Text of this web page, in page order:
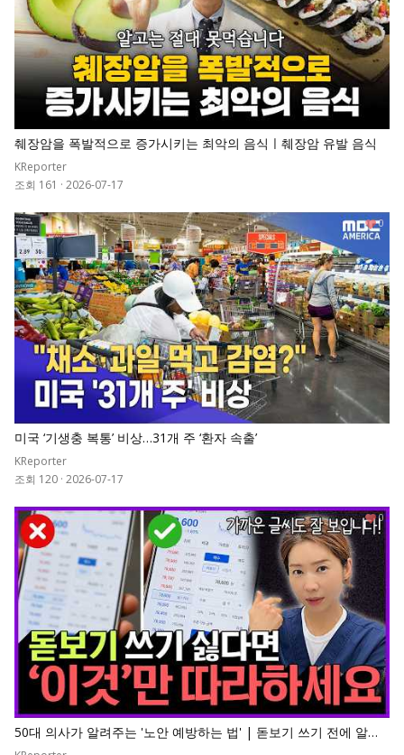
췌장암을 폭발적으로 증가시키는 최악의 음식ㅣ췌장암 유발 음식
KReporter
조회 161 · 2026-07-17
미국 ‘기생충 복통’ 비상…31개 주 ‘환자 속출’
KReporter
조회 120 · 2026-07-17
0
50대 의사가 알려주는 '노안 예방하는 법' | 돋보기 쓰기 전에 알아
0